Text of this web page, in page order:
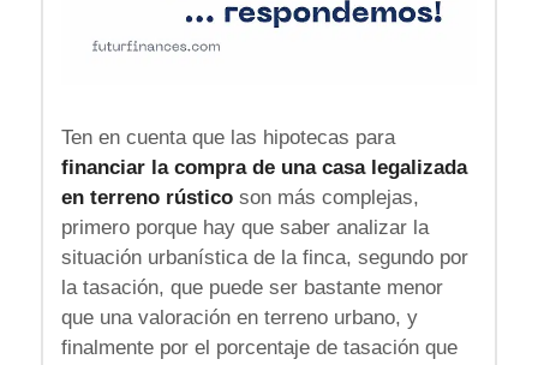
Ten en cuenta que las hipotecas para
financiar la compra de una casa legalizada
en terreno rústicoson más complejas,
primero porque hay que saber analizar la
situación urbanística de la finca, segundo por
la tasación, que puede ser bastante menor
que una valoración en terreno urbano, y
finalmente por el porcentaje de tasación que